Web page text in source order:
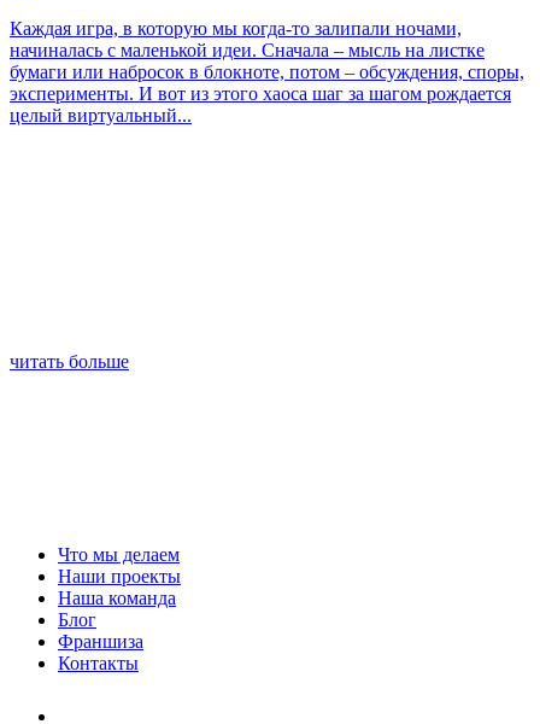
Каждая игра, в которую мы когда-то залипали ночами,
начиналась с маленькой идеи. Сначала – мысль на листке
бумаги или набросок в блокноте, потом – обсуждения, споры,
эксперименты. И вот из этого хаоса шаг за шагом рождается
целый виртуальный...
читать больше
Что мы делаем
Наши проекты
Наша команда
Блог
Франшиза
Контакты